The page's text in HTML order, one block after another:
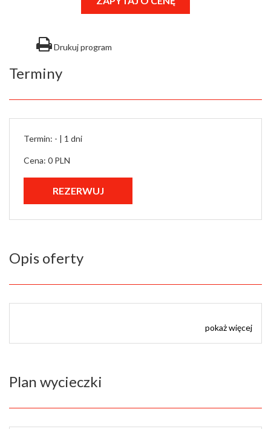
Drukuj program
Terminy
Termin: - | 1 dni
Cena: 0 PLN
Opis oferty
pokaż więcej
Plan wycieczki